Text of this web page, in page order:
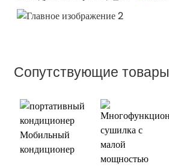
Сопутствующие товары